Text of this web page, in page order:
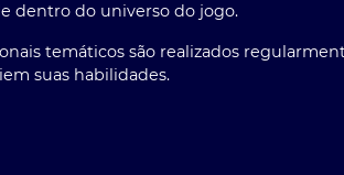
dentro do universo do jogo.
temáticos são realizados
suas habilidades.